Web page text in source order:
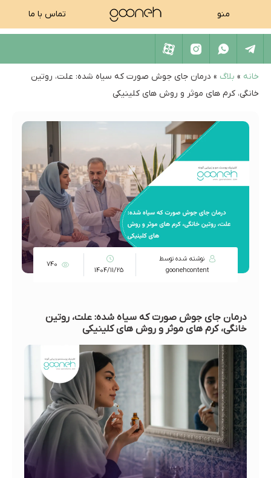
منو تماس با ما
خانه » بلاگ » درمان جای جوش صورت که سیاه شده: علت، روتین
خانگی، کرم های موثر و روش های کلینیکی
نوشته شده توسط
goonehcontent
1404/11/25
740
درمان جای جوش صورت که سیاه شده: علت، روتین
خانگی، کرم های موثر و روش های کلینیکی